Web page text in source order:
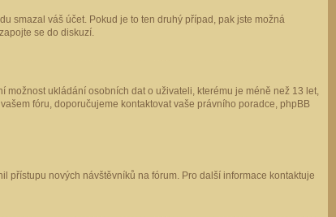
smazal váš účet. Pokud je to ten druhý případ, pak jste možná
se do diskuzí.
možnost ukládání osobních dat o uživateli, kterému je méně než 13 let,
fóru, doporučujeme kontaktovat vaše právního poradce, phpBB
přístupu nových návštěvníků na fórum. Pro další informace kontaktuje